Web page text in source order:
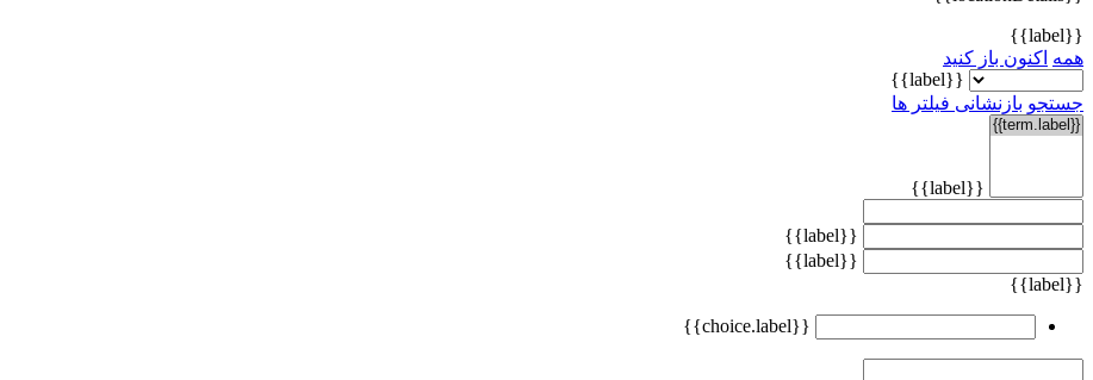
{{label}}
همه اکنون باز کنید
{{label}}
جستجو بازنشانی فیلتر ها
{{label}}
{{label}}
{{label}}
{{label}}
{{choice.label}}